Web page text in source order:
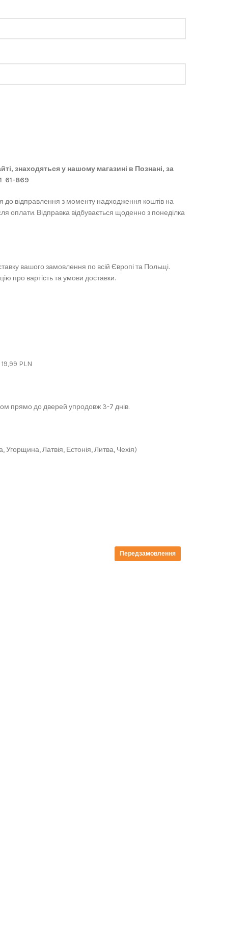
знаходяться у нашому магазині в Познані, за
61-869
відправлення з моменту надходження коштів на
оплати. Відправка відбувається щоденно з понеділка
вашого замовлення по всій Європі та Польщі.
про вартість та умови доставки.
PLN
прямо до дверей упродовж 3-7 днів.
Угорщина, Латвія, Естонія, Литва, Чехія)
Передзамовлення